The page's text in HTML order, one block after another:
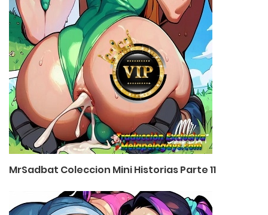
MrSadbat Coleccion Mini Historias Parte 11